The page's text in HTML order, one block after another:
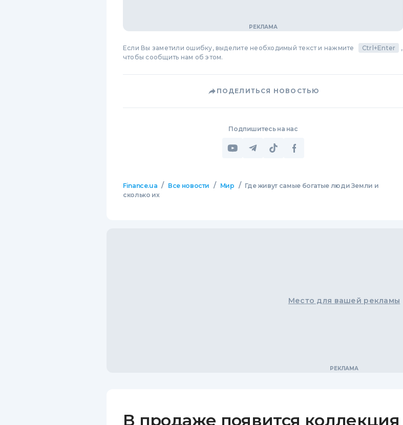
Если Вы заметили ошибку, выделите необходимый текст и нажмите Ctrl+Enter
,
чтобы сообщить нам об этом.
ПОДЕЛИТЬСЯ НОВОСТЬЮ
Подпишитесь на нас
Finance.ua / Все новости / Мир / Где живут самые богатые люди Земли и
сколько их
Место для вашей рекламы
В продаже появится коллекция